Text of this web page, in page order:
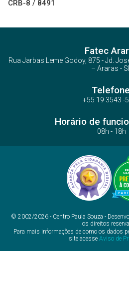
CRB-8 / 8491
Fatec
Rua Jarbas Leme Godoy, 875 - Jd.
– Araras -
+55 19 3543 -
Horário de
08h - 18h
© 2002/2026 - Centro Paula Souza -
os direitos
Para mais informações de como os dados
site acesse Aviso de